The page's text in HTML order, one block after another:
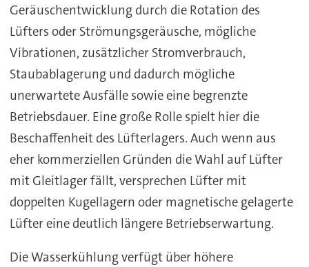
Geräuschentwicklung durch die Rotation des
Lüfters oder Strömungsgeräusche, mögliche
Vibrationen, zusätzlicher Stromverbrauch,
Staubablagerung und dadurch mögliche
unerwartete Ausfälle sowie eine begrenzte
Betriebsdauer. Eine große Rolle spielt hier die
Beschaffenheit des Lüfterlagers. Auch wenn aus
eher kommerziellen Gründen die Wahl auf Lüfter
mit Gleitlager fällt, versprechen Lüfter mit
doppelten Kugellagern oder magnetische gelagerte
Lüfter eine deutlich längere Betriebserwartung.
Die Wasserkühlung verfügt über höhere